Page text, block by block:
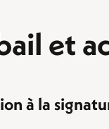
et
à la